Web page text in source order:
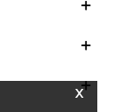
X